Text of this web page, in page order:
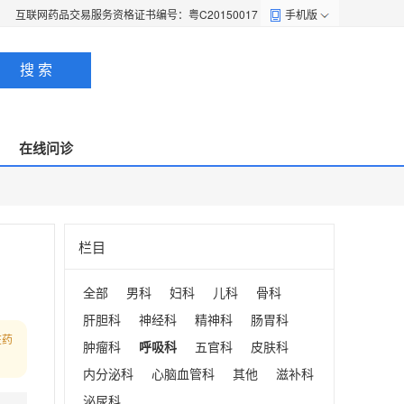
互联网药品交易服务资格证书编号：粤C20150017 手机版
搜 索
在线问诊
栏目
全部 男科 妇科 儿科
骨科
肝胆科
神经科 精神科
肠胃科
肿瘤科
呼吸科 五官科
皮肤科
内分泌科
心脑血管科 其他
滋补科
泌尿科